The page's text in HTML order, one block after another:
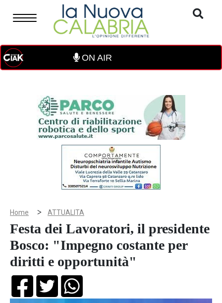
ON AIR
Home > ATTUALITA
Festa dei Lavoratori, il presidente
Bosco: "Impegno costante per
diritti e opportunità"